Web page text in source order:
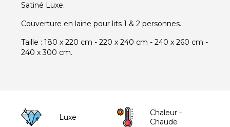
Satiné Luxe.
Couverture en laine pour lits 1 & 2 personnes.
Taille : 180 x 220 cm - 220 x 240 cm - 240 x 260 cm -
240 x 300 cm.
Luxe
Chaleur -
Chaude